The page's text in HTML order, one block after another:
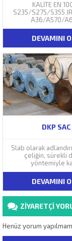
KALİTE EN
S235/S275/S355
A36/A570/
DEVAMINI
DKP SAC
Slab olarak
çeliğin, sürekli
yöntemiyle
DEVAMINI
ZİYARETÇİ
Henüz yorum